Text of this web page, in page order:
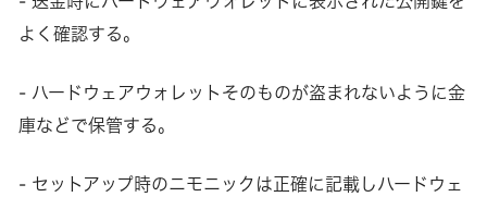
よく確認する。
- ハードウェアウォレットそのものが盗まれないように金
庫などで保管する。
- セットアップ時のニモニックは正確に記載しハードウェ